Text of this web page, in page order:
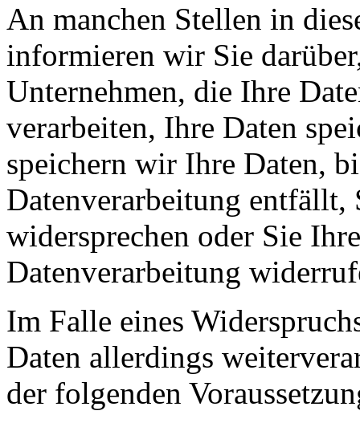
An manchen Stellen in
informieren wir Sie
Unternehmen, die Ihre
verarbeiten, Ihre Daten
speichern wir Ihre Daten,
Datenverarbeitung entfällt,
widersprechen oder Sie
Datenverarbeitung
Im Falle eines
Daten allerdings
der folgenden